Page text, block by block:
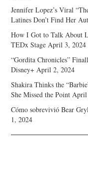
Jennifer Lopez’s Viral
Latines Don’t Find Her
How I Got to Talk About
TEDx Stage April 3, 2024
“Gordita Chronicles”
Disney+ April 2, 2024
Shakira Thinks the
She Missed the Point April
Cómo sobrevivió Bear
1, 2024